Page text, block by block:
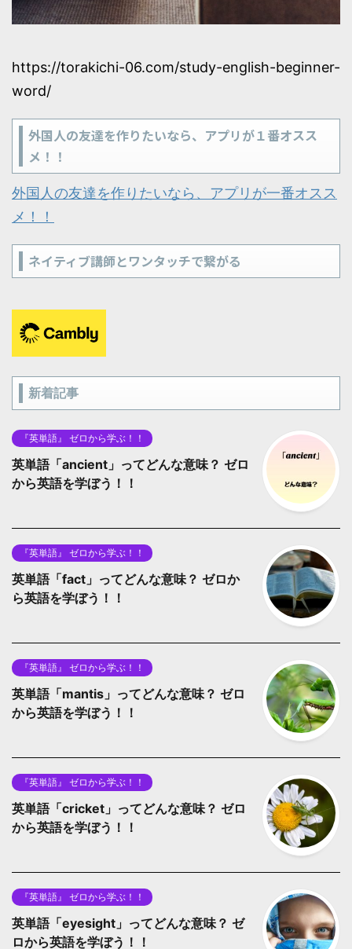
https://torakichi-06.com/study-english-beginner-
word/
外国人の友達を作りたいなら、アプリが１番オスス
メ！！
外国人の友達を作りたいなら、アプリが一番オスス
メ！！
ネイティブ講師とワンタッチで繋がる
新着記事
『英単語』 ゼロから学ぶ！！
英単語「ancient」ってどんな意味？ ゼロ
から英語を学ぼう！！
『英単語』 ゼロから学ぶ！！
英単語「fact」ってどんな意味？ ゼロか
ら英語を学ぼう！！
『英単語』 ゼロから学ぶ！！
英単語「mantis」ってどんな意味？ ゼロ
から英語を学ぼう！！
『英単語』 ゼロから学ぶ！！
英単語「cricket」ってどんな意味？ ゼロ
から英語を学ぼう！！
『英単語』 ゼロから学ぶ！！
英単語「eyesight」ってどんな意味？ ゼ
ロから英語を学ぼう！！